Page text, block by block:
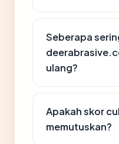
Seberapa
ulang?
Apakah skor
memutuskan?